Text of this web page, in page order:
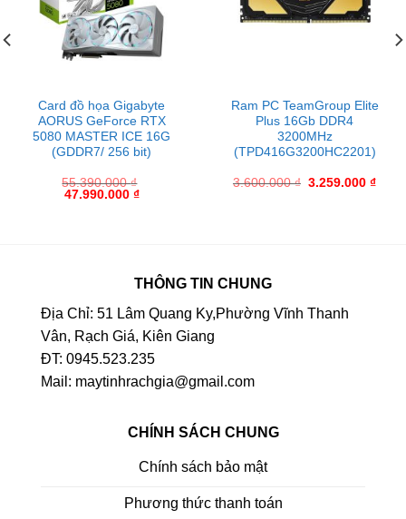
Card đồ họa Gigabyte
AORUS GeForce RTX
5080 MASTER ICE 16G
(GDDR7/ 256 bit)
55.390.000₫
47.990.000 ₫
Ram PC TeamGroup Elite
Plus 16Gb DDR4
3200MHz
(TPD416G3200HC2201)
3.600.000₫ 3.259.000₫
THÔNG TIN CHUNG
Địa Chỉ: 51 Lâm Quang Ky,Phường Vĩnh Thanh
Vân, Rạch Giá, Kiên Giang
ĐT: 0945.523.235
Mail: maytinhrachgia@gmail.com
CHÍNH SÁCH CHUNG
Chính sách bảo mật
Phương thức thanh toán